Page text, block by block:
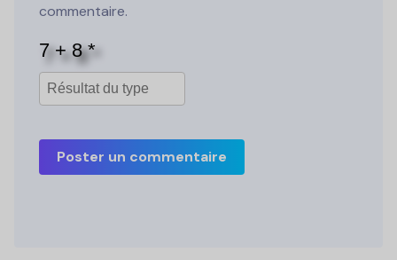
commentaire.
Poster un commentaire